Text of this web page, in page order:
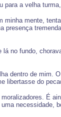
a velha
mente,
no fundo,
dentro de mim.
libertasse do
É